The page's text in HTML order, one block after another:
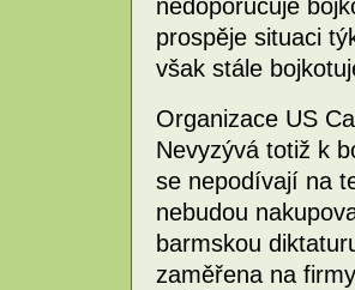
nedoporučuje
prospěje situaci
však stále
Organizace US
Nevyzývá totiž k
se nepodívají na
nebudou
barmskou
zaměřena na